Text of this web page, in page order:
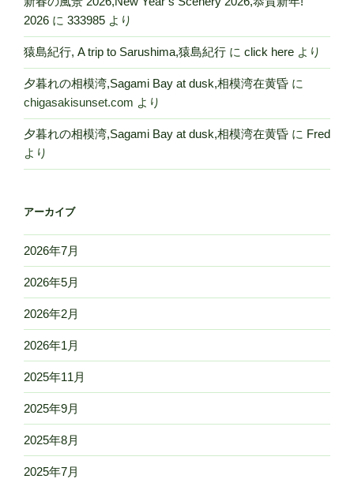
2026 に 333985 より
猿島紀行, A trip to Sarushima,猿島紀行 に click here より
夕暮れの相模湾,Sagami Bay at dusk,相模湾在黄昏 に
chigasakisunset.com より
夕暮れの相模湾,Sagami Bay at dusk,相模湾在黄昏 に Fred
より
アーカイブ
2026年7月
2026年5月
2026年2月
2026年1月
2025年11月
2025年9月
2025年8月
2025年7月